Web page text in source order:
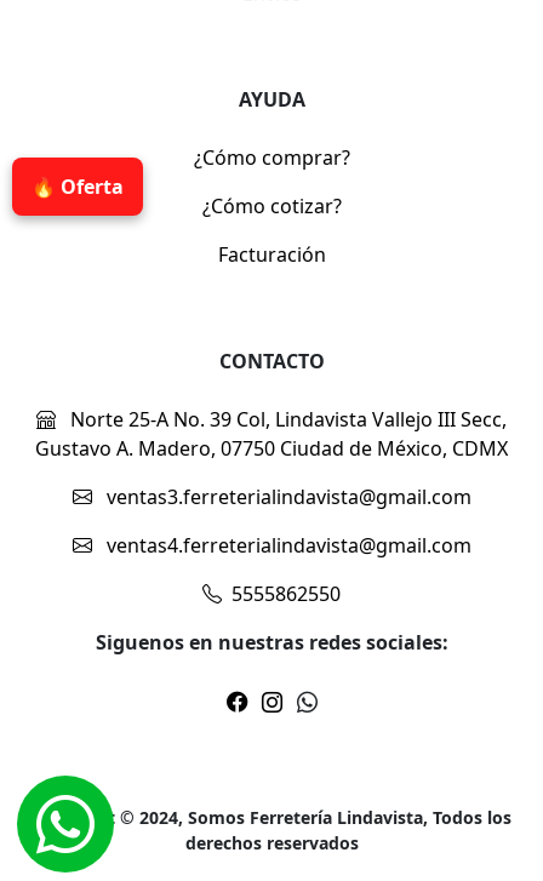
🔥 Oferta
AYUDA
¿Cómo comprar?
¿Cómo cotizar?
Facturación
CONTACTO
Norte 25-A No. 39 Col, Lindavista Vallejo III Secc,
Gustavo A. Madero, 07750 Ciudad de México, CDMX
ventas3.ferreterialindavista@gmail.com
ventas4.ferreterialindavista@gmail.com
5555862550
Siguenos en nuestras redes sociales:
Copyright © 2024, Somos Ferretería Lindavista, Todos los
derechos reservados